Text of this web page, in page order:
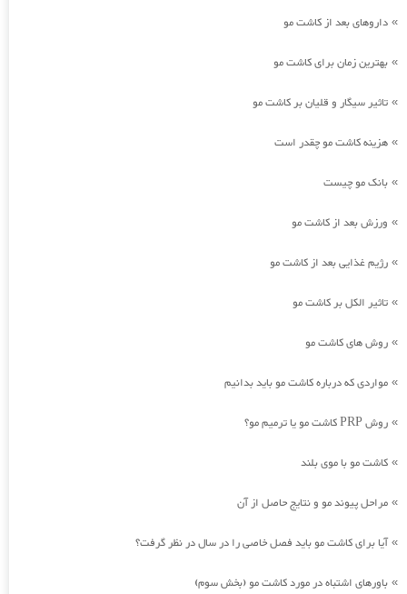
» داروهای بعد از کاشت مو
» بهترین زمان برای کاشت مو
» تاثیر سیگار و قلیان بر کاشت مو
» هزینه کاشت مو چقدر است
» بانک مو چیست
» ورزش بعد از کاشت مو
» رژیم غذایی بعد از کاشت مو
» تاثیر الکل بر کاشت مو
» روش های کاشت مو
» مواردی که درباره کاشت مو باید بدانیم
» روش PRP کاشت مو یا ترمیم مو؟
» کاشت مو با موی بلند
» مراحل پیوند مو و نتایج حاصل از آن
»آیا برای کاشت مو باید فصل خاصی را در سال در نظر گرفت؟
» باورهای اشتباه در مورد کاشت مو (بخش سوم)